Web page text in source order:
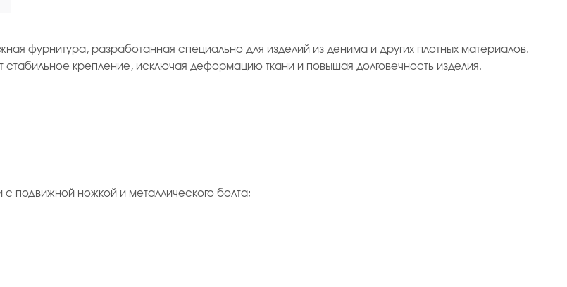
фурнитура, разработанная специально для изделий из денима и других плотных материалов.
крепление, исключая деформацию ткани и повышая долговечность изделия.
с подвижной ножкой и металлического болта;